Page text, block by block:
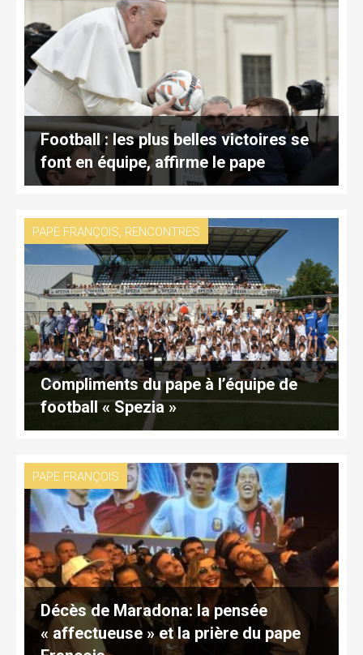
Football : les plus belles victoires se
font en équipe, affirme le pape
PAPE FRANÇOIS, RENCONTRES
Compliments du pape à l’équipe de
football « Spezia »
PAPE FRANÇOIS
Décès de Maradona: la pensée
« affectueuse » et la prière du pape